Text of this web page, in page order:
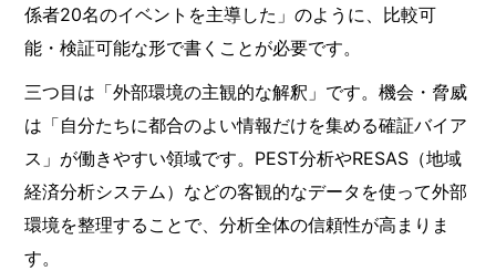
係者20名のイベントを主導した」のように、比較可
能・検証可能な形で書くことが必要です。
三つ目は「外部環境の主観的な解釈」です。機会・脅威
は「自分たちに都合のよい情報だけを集める確証バイア
ス」が働きやすい領域です。PEST分析やRESAS（地域
経済分析システム）などの客観的なデータを使って外部
環境を整理することで、分析全体の信頼性が高まりま
す。